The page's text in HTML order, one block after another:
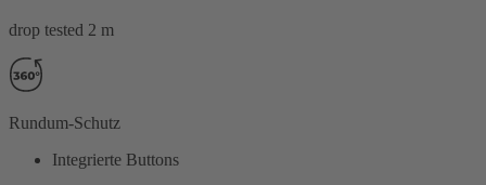
drop tested 2 m
Rundum-Schutz
Integrierte Buttons